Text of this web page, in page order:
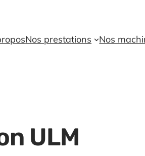
Nos prestations Nos
ULM